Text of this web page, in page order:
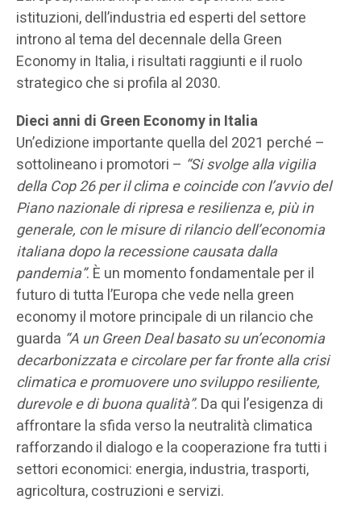
istituzioni, dell’industria ed esperti del settore
introno al tema del decennale della Green
Economy in Italia, i risultati raggiunti e il ruolo
strategico che si profila al 2030.
Dieci anni di Green Economy in Italia
Un’edizione importante quella del 2021 perché –
sottolineano i promotori – “Si svolge alla vigilia
della Cop 26 per il clima e coincide con l’avvio del
Piano nazionale di ripresa e resilienza e, più in
generale, con le misure di rilancio dell’economia
italiana dopo la recessione causata dalla
pandemia”. È un momento fondamentale per il
futuro di tutta l’Europa che vede nella green
economy il motore principale di un rilancio che
guarda “A un Green Deal basato su un’economia
decarbonizzata e circolare per far fronte alla crisi
climatica e promuovere uno sviluppo resiliente,
durevole e di buona qualità”. Da qui l’esigenza di
affrontare la sfida verso la neutralità climatica
rafforzando il dialogo e la cooperazione fra tutti i
settori economici: energia, industria, trasporti,
agricoltura, costruzioni e servizi.